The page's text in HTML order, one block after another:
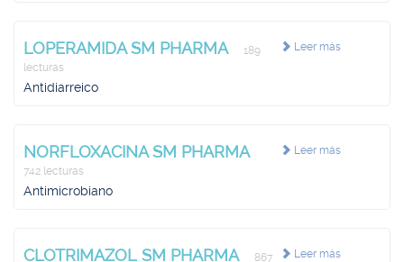
Leer más
LOPERAMIDA SM PHARMA
189
lecturas
Antidiarreico
Leer más
NORFLOXACINA SM PHARMA
742 lecturas
Antimicrobiano
Leer más
CLOTRIMAZOL SM PHARMA
867